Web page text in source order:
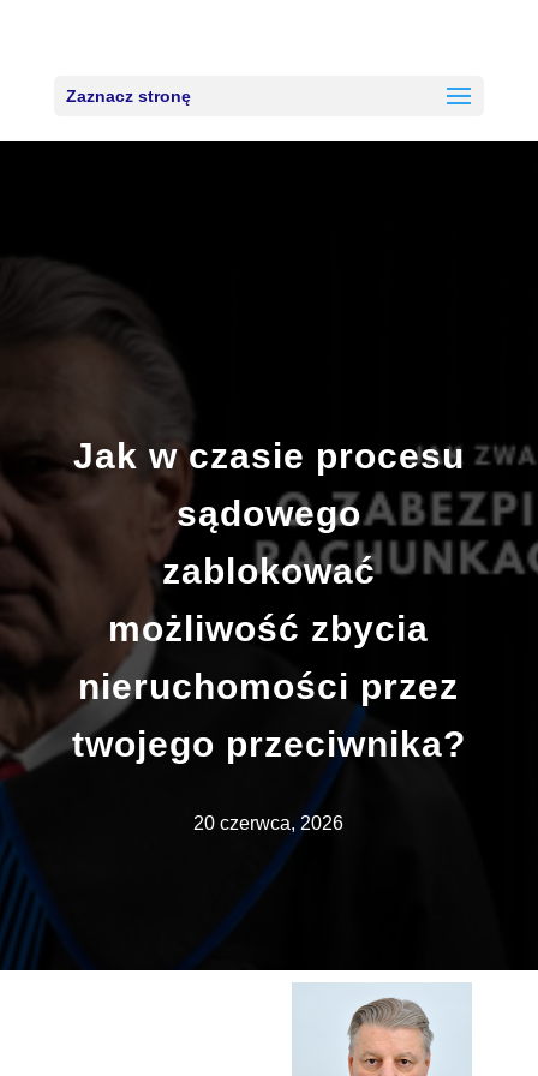
Zaznacz stronę
Jak w czasie procesu
sądowego
zablokować
możliwość zbycia
nieruchomości przez
twojego przeciwnika?
20 czerwca, 2026